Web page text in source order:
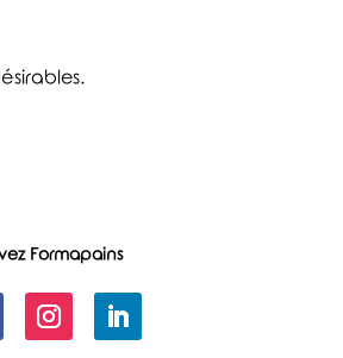
Formapains